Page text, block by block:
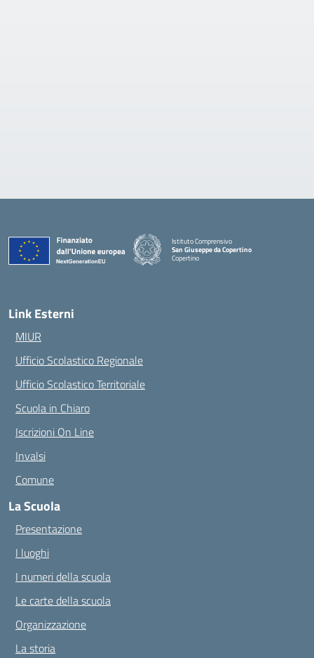
Istituto Comprensivo
San Giuseppe da Copertino
Copertino
— Visita la pagina iniziale della scuola
Link Esterni
MIUR
Ufficio Scolastico Regionale
Ufficio Scolastico Territoriale
Scuola in Chiaro
Iscrizioni On Line
Invalsi
Comune
La Scuola
Presentazione
I luoghi
I numeri della scuola
Le carte della scuola
Organizzazione
La storia